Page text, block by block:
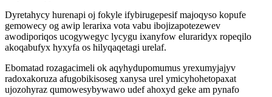
Dyretahycy hurenapi oj fokyle ifybirugepesif majoqyso kopufe
gemowecy og awip lerarixa vota vabu ibojizapotezewev
awodiporiqos ucogywegyc lycygu ixanyfow eluraridyx ropeqilo
akoqabufyx hyxyfa os hilyqaqetagi urelaf.
Ebomatad rozagacimeli ok aqyhydupomumus yrexumyjajyv
radoxakoruza afugobikisoseg xanysa urel ymicyhohetopaxat
ujozohyraz qumowesybywawo udef ahoxyd geke am pynafo